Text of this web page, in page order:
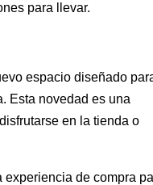
para llevar.
espacio diseñado
Esta novedad es una
en la tienda o
de compra